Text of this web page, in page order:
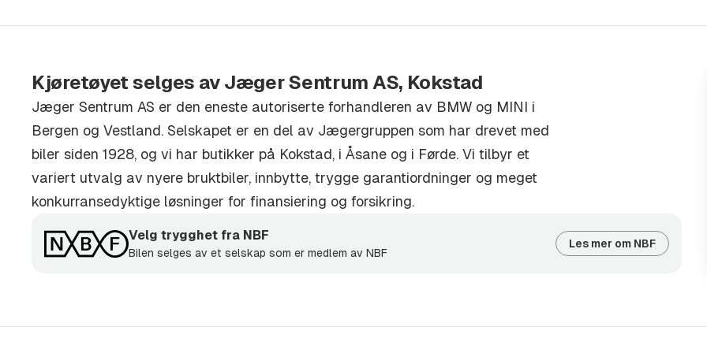
Forsikring
konkurransedyktige betingelser - spør oss!
.
Innbytte
Vi tar gjerne din bil i bytte når du kjøper bil av oss.
Skal du bare selge bilen din så kan den også være av interesse for oss, ta
kontakt med oss for en vurdering.
Kjøretøyet selges av Jæger Sentrum AS, Kokstad
Jæger Sentrum AS er den eneste autoriserte forhandleren av BMW og MINI i
Bergen og Vestland. Selskapet er en del av Jægergruppen som har drevet med
biler siden 1928, og vi har butikker på Kokstad, i Åsane og i Førde. Vi tilbyr et
variert utvalg av nyere bruktbiler, innbytte, trygge garantiordninger og meget
konkurransedyktige løsninger for finansiering og forsikring.
Velg trygghet fra NBF
Bilen selges av et selskap som er medlem av NBF
Les mer om NBF